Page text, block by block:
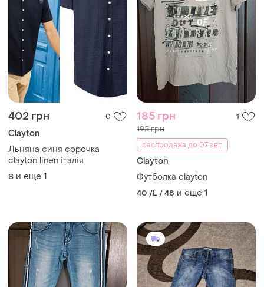
402 грн 0
Clayton
Льняна синя сорочка
clayton linen італія
S и еще 1
185 грн 1
195 грн
распродажа до 07 авг.
Clayton
Футболка clayton
40 /L / 48 и еще 1